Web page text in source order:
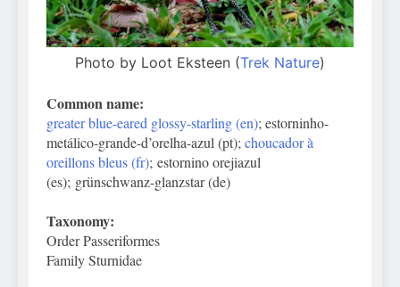
Photo by Loot Eksteen (Trek Nature)
Common name:
greater blue-eared glossy-starling (en); estorninho-
metálico-grande-d’orelha-azul (pt); choucador à
oreillons bleus (fr); estornino orejiazul
(es); grünschwanz-glanzstar (de)
Taxonomy:
Order Passeriformes
Family Sturnidae